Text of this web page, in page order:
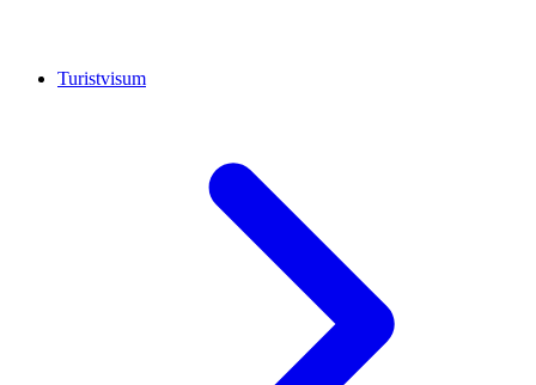
Turistvisum